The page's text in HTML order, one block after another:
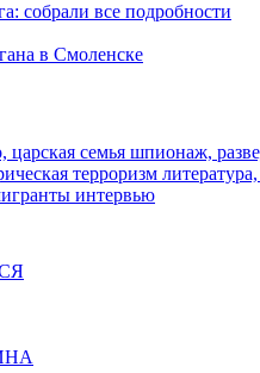
собрали все подробности
в Смоленске
царская семья шпионаж,
терроризм
интервью